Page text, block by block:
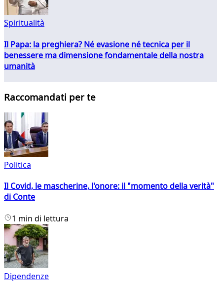
Spiritualità
Il Papa: la preghiera? Né evasione né tecnica per il
benessere ma dimensione fondamentale della nostra
umanità
Raccomandati per te
Politica
Il Covid, le mascherine, l'onore: il "momento della verità"
di Conte
1 min di lettura
Dipendenze